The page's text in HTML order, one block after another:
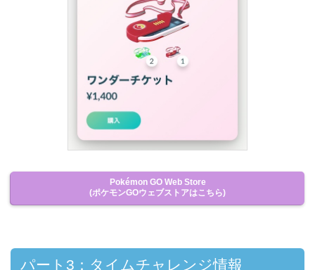
Pokémon GO Web Store
(ポケモンGOウェブストアはこちら)
パート3：タイムチャレンジ情報